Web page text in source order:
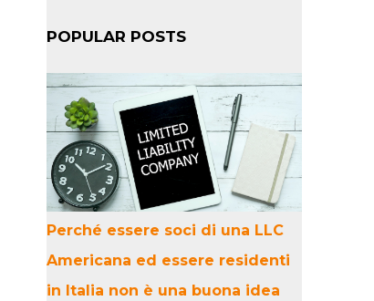
POPULAR POSTS
Perché essere soci di una LLC
Americana ed essere residenti
in Italia non è una buona idea